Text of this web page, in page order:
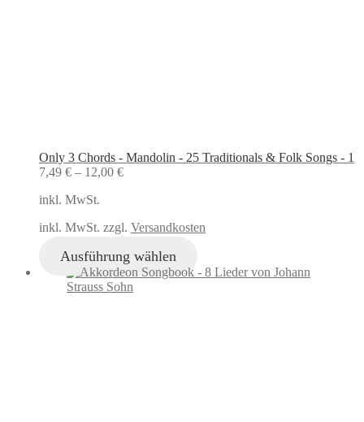
Only 3 Chords - Mandolin - 25 Traditionals & Folk Songs - 1
7,49 € – 12,00 €
inkl. MwSt.
inkl. MwSt. zzgl. Versandkosten
Ausführung wählen